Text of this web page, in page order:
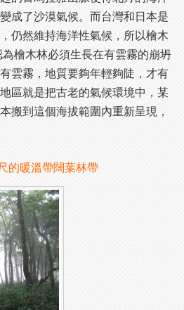
成了沙漠氣候。而台灣和日本是
仍然維持海洋性氣候，所以檜木
檜木林必須生長在有雲霧的崩坍
雲霧，地質要夠年輕夠陡，才有
區就是把古老的氣候環境中，某
搬到這個海拔範圍內重新呈現，
的暖溫帶闊葉林帶